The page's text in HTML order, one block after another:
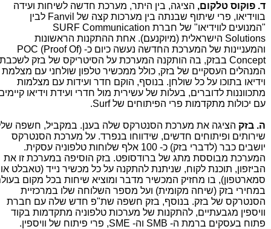
ד. פוקוס טלקום, הציגה, בין היתר, מערכת חדשה לשיחות ועידה
בווידיאו, פרי שיתוף שבנתה בין מערכות קצה של Fanvil לבין
"המנועים לווידיאו" של חברת SURF Communication
Solutions הישראלית (מיוקנעם). אחת ההתקנות הראשונות
והמעניינות של המערכת החדשה נעשה כיום כ- (POC (Proof Of
Concept בבזק, בה הותקנה המערכת על הסיטריקס של בזק לשכבת
המנהלים העסקיים של בזק, כולל ממכשיר טלפון שולחני עם מצלמת
וידיאו בתוכו על כל שולחן. בנוסף, הוקם חדר ועידות עם מצלמות
מתכווננות לדוברים, בעלות של עשירית מול חדרי ועידת וידיאו
עם יכולות מתקדמות פרי הפיתוחים של Surf.
ה. בזק הציגה את מערכת הסנטרקס שלה בענן. במקביל, חשפה
שירותים ופיתוחים חדשים, שידווחו בנפרד. על מערכת הסנטרקס
יושבים כבר (לדברי בזק) כ- 100 אלף שלוחות טלפוניה עסקית.
המערכת מבוססת מתג של ברודסופט. בזק הוסיפה במערכת זו את
הביזפון, תוכנת לקוח, שניתנת להתקנה על כל מכשיר נייד (טאבלט או
סמארטפון), בו מחזיק המכשיר מדבר ומוציא שיחות בכל מקום
במחירי בזק (שיחה מקומית) ועל מספר השלוחה שלו במרכזיית
הסנטרקס של בזק. בנוסף, בזק חשפה שת"פ חדש שלה עם חברת
וויספין מגבעתיים, להתקנות של מערכות טלפוניה מתקדמות בקוד
פתוח בעסקים ברמת ה- SMB וה- SME, פרי פיתוח של וויספין.